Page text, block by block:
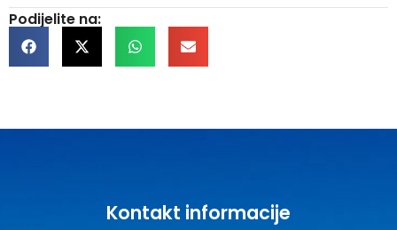
Podijelite na:
Kontakt informacije